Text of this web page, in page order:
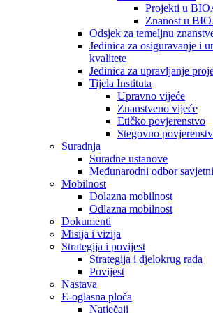
Projekti u
Znanost u
Odsjek za temeljnu
Jedinica za osiguravanje i
kvalitete
Jedinica za upravljanje
Tijela Instituta
Upravno vijeće
Znanstveno vijeće
Etičko povjerenstvo
Stegovno
Suradnja
Suradne ustanove
Međunarodni odbor
Mobilnost
Dolazna mobilnost
Odlazna mobilnost
Dokumenti
Misija i vizija
Strategija i povijest
Strategija i djelokrug rada
Povijest
Nastava
E-oglasna ploča
Natječaji